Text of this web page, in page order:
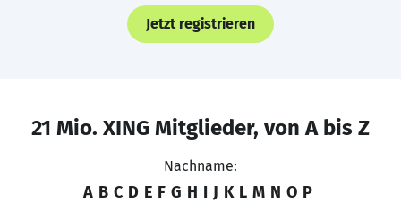
Jetzt registrieren
21 Mio. XING Mitglieder, von A bis Z
Nachname:
A B C D E F G H I J K L M N O P